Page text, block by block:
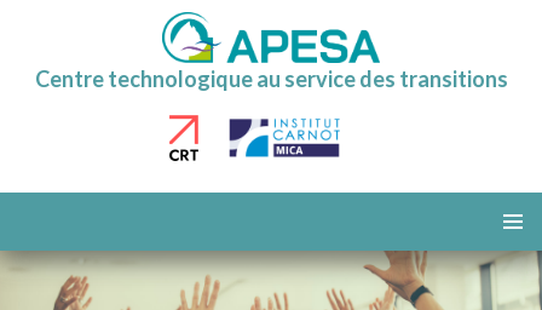
Centre technologique au service des transitions
MENU
AU
CONTENU